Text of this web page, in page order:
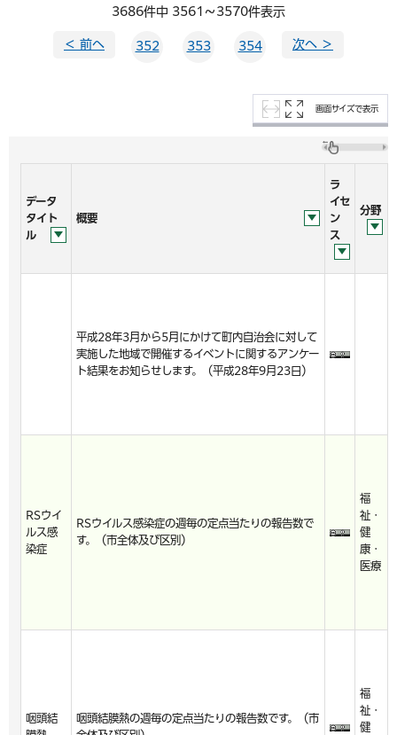
3686件中 3561～3570件表示
＜ 前へ 352 353 354 次へ ＞
画面サイズで表示
データ
タイト
ル
概要
ラ
イセ
ン
ス
分野
平成28年3月から5月にかけて町内自治会に対して
実施した地域で開催するイベントに関するアンケー
ト結果をお知らせします。（平成28年9月23日）
RSウイ
ルス感
染症
RSウイルス感染症の週毎の定点当たりの報告数で
す。（市全体及び区別）
福
祉・
健
康・
医療
咽頭結
咽頭結膜熱の週毎の定点当たりの報告数です。（市
福
祉・
健